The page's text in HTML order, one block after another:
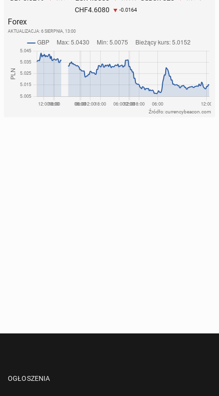
CHF4.6080 -0.0164
Forex
AKTUALIZACJA: 6 SIERPNIA, 13:00
Źródło: currencybeacon.com
OGŁOSZENIA